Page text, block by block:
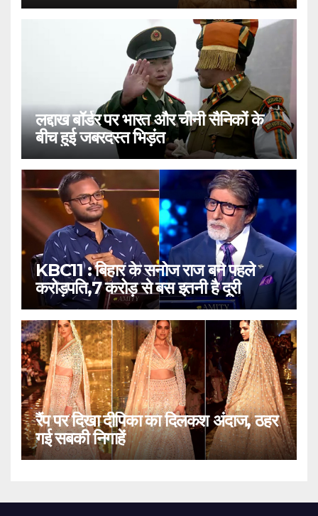
लद्दाख बॉर्डर पर भारत और चीनी सैनिकों के
बीच हुई जबरदस्त भिड़ंत
KBC11 : बिहार के सनोज राज बने पहले
करोड़पति,7 करोड़ से बस इतनी है दूरी
रैंप पर दिखा दीपिका का दिलकश अंदाज, ठहर
गई सबकी निगाहें